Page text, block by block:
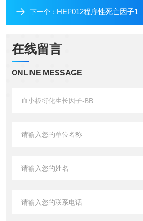
下一个： HEP012程序性死亡因子1
在线留言
ONLINE MESSAGE